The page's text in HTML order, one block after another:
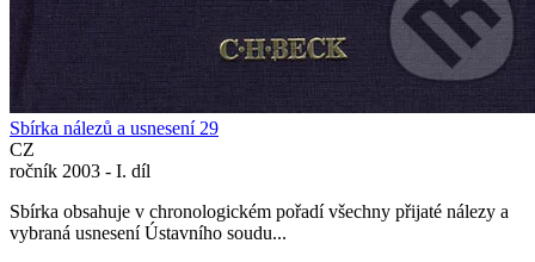
Sbírka nálezů a usnesení 29
CZ
ročník 2003 - I. díl
Sbírka obsahuje v chronologickém pořadí všechny přijaté nálezy a
vybraná usnesení Ústavního soudu...